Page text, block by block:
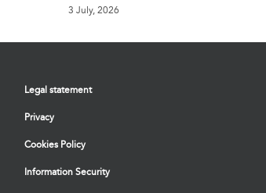
3 July, 2026
Legal statement
Privacy
Cookies Policy
Information Security